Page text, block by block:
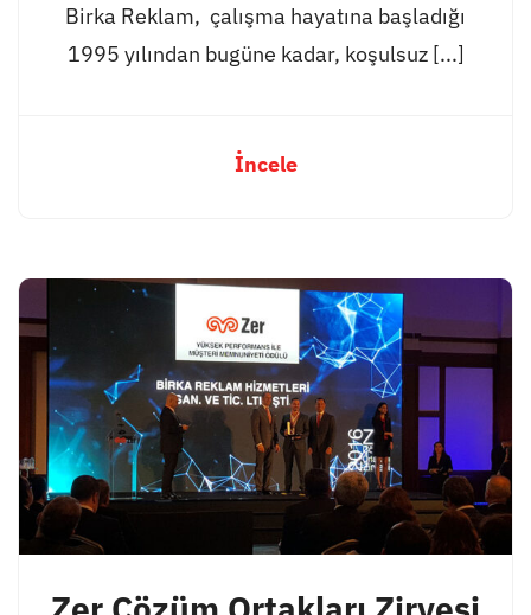
Birka Reklam, çalışma hayatına başladığı
1995 yılından bugüne kadar, koşulsuz [...]
İncele